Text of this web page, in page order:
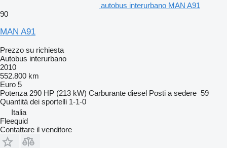
autobus interurbano MAN A91
90
MAN A91
Prezzo su richiesta
Autobus interurbano
2010
552.800 km
Euro 5
Potenza 290 HP (213 kW) Carburante diesel Posti a sedere 59
Quantità dei sportelli 1-1-0
Italia
Fleequid
Contattare il venditore